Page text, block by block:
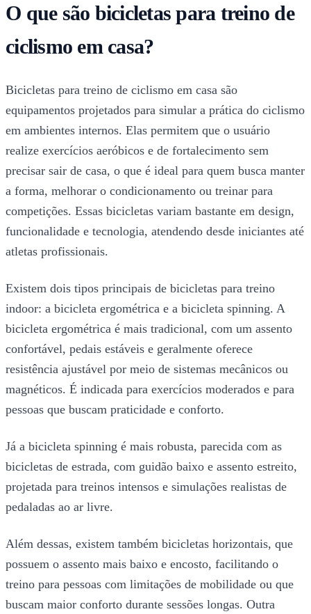
O que são bicicletas para treino de
ciclismo em casa?
Bicicletas para treino de ciclismo em casa são
equipamentos projetados para simular a prática do ciclismo
em ambientes internos. Elas permitem que o usuário
realize exercícios aeróbicos e de fortalecimento sem
precisar sair de casa, o que é ideal para quem busca manter
a forma, melhorar o condicionamento ou treinar para
competições. Essas bicicletas variam bastante em design,
funcionalidade e tecnologia, atendendo desde iniciantes até
atletas profissionais.
Existem dois tipos principais de bicicletas para treino
indoor: a bicicleta ergométrica e a bicicleta spinning. A
bicicleta ergométrica é mais tradicional, com um assento
confortável, pedais estáveis e geralmente oferece
resistência ajustável por meio de sistemas mecânicos ou
magnéticos. É indicada para exercícios moderados e para
pessoas que buscam praticidade e conforto.
Já a bicicleta spinning é mais robusta, parecida com as
bicicletas de estrada, com guidão baixo e assento estreito,
projetada para treinos intensos e simulações realistas de
pedaladas ao ar livre.
Além dessas, existem também bicicletas horizontais, que
possuem o assento mais baixo e encosto, facilitando o
treino para pessoas com limitações de mobilidade ou que
buscam maior conforto durante sessões longas. Outra